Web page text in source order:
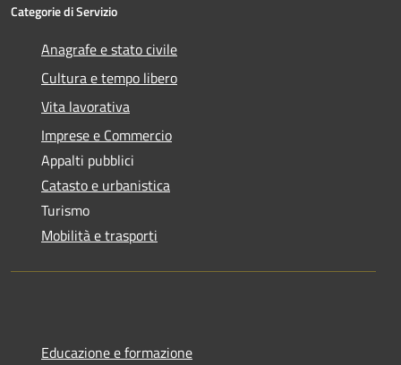
Categorie di Servizio
Anagrafe e stato civile
Cultura e tempo libero
Vita lavorativa
Imprese e Commercio
Appalti pubblici
Catasto e urbanistica
Turismo
Mobilità e trasporti
Educazione e formazione